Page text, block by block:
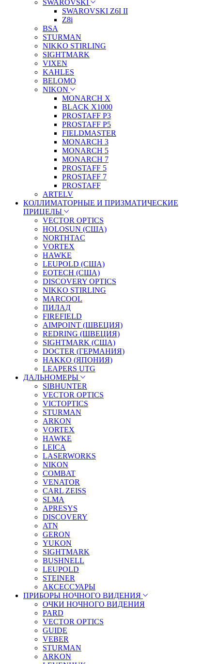
SWAROVSKI
SWAROVSKI Z6I II
Z8i
BSA
STURMAN
NIKKO STIRLING
SIGHTMARK
VIXEN
KAHLES
BELOMO
NIKON
MONARCH X
BLACK X1000
PROSTAFF P3
PROSTAFF P5
FIELDMASTER
MONARCH 3
MONARCH 5
MONARCH 7
PROSTAFF 5
PROSTAFF 7
PROSTAFF
ARTELV
КОЛЛИМАТОРНЫЕ И ПРИЗМАТИЧЕСКИЕ
ПРИЦЕЛЫ
VECTOR OPTICS
HOLOSUN (США)
NORTHTAC
VORTEX
HAWKE
LEUPOLD (США)
EOTECH (США)
DISCOVERY OPTICS
NIKKO STIRLING
MARCOOL
ПИЛАД
FIREFIELD
AIMPOINT (ШВЕЦИЯ)
REDRING (ШВЕЦИЯ)
SIGHTMARK (США)
DOCTER (ГЕРМАНИЯ)
HAKKO (ЯПОНИЯ)
LEAPERS UTG
ДАЛЬНОМЕРЫ
SIBHUNTER
VECTOR OPTICS
VICTOPTICS
STURMAN
ARKON
VORTEX
HAWKE
LEICA
LASERWORKS
NIKON
COMBAT
VENATOR
CARL ZEISS
SLMA
APRESYS
DISCOVERY
ATN
GERON
YUKON
SIGHTMARK
BUSHNELL
LEUPOLD
STEINER
АКСЕССУАРЫ
ПРИБОРЫ НОЧНОГО ВИДЕНИЯ
ОЧКИ НОЧНОГО ВИДЕНИЯ
PARD
VECTOR OPTICS
GUIDE
VEBER
STURMAN
ARKON